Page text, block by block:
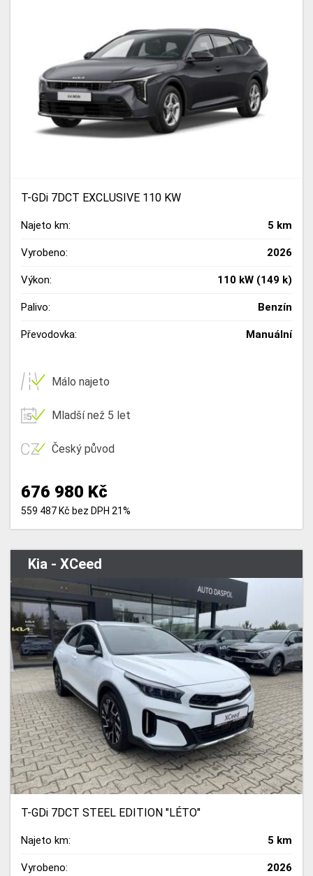
T-GDi 7DCT EXCLUSIVE 110 KW
Najeto km: 5 km
Vyrobeno: 2026
Výkon: 110 kW (149 k)
Palivo: Benzín
Převodovka: Manuální
Málo najeto
Mladší než 5 let
Český původ
676 980 Kč
559 487 Kč bez DPH 21%
Kia - XCeed
T-GDi 7DCT STEEL EDITION "LÉTO"
Najeto km: 5 km
Vyrobeno: 2026